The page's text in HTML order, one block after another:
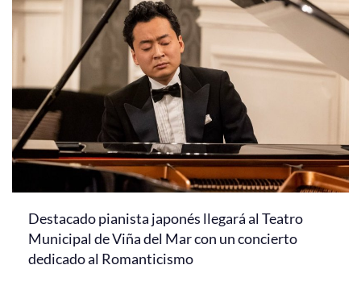
Destacado pianista japonés llegará al Teatro
Municipal de Viña del Mar con un concierto
dedicado al Romanticismo